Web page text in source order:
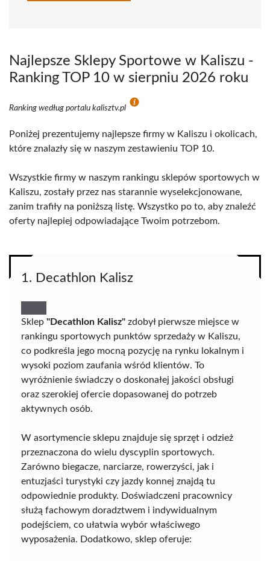
Najlepsze Sklepy Sportowe w Kaliszu -
Ranking TOP 10 w sierpniu 2026 roku
Ranking według portalu kalisztv.pl
Poniżej prezentujemy najlepsze firmy w Kaliszu i okolicach,
które znalazły się w naszym zestawieniu TOP 10.
Wszystkie firmy w naszym rankingu sklepów sportowych w
Kaliszu, zostały przez nas starannie wyselekcjonowane,
zanim trafiły na poniższą listę. Wszystko po to, aby znaleźć
oferty najlepiej odpowiadające Twoim potrzebom.
1. Decathlon Kalisz
Sklep "Decathlon Kalisz" zdobył pierwsze miejsce w
rankingu sportowych punktów sprzedaży w Kaliszu,
co podkreśla jego mocną pozycję na rynku lokalnym i
wysoki poziom zaufania wśród klientów. To
wyróżnienie świadczy o doskonałej jakości obsługi
oraz szerokiej ofercie dopasowanej do potrzeb
aktywnych osób.
W asortymencie sklepu znajduje się sprzęt i odzież
przeznaczona do wielu dyscyplin sportowych.
Zarówno biegacze, narciarze, rowerzyści, jak i
entuzjaści turystyki czy jazdy konnej znajdą tu
odpowiednie produkty. Doświadczeni pracownicy
służą fachowym doradztwem i indywidualnym
podejściem, co ułatwia wybór właściwego
wyposażenia. Dodatkowo, sklep oferuje: